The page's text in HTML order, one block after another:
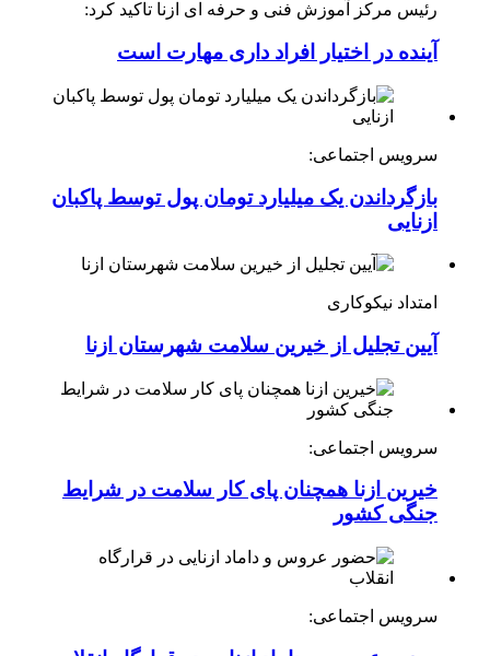
رئیس مرکز آموزش فنی و حرفه ای ازنا تاکید کرد:
آینده در اختیار افراد داری مهارت است
سرویس اجتماعی:
بازگرداندن یک میلیارد تومان پول توسط پاکبان
ازنایی
امتداد نیکوکاری
آیین تجلیل از خیرین سلامت شهرستان ازنا
سرویس اجتماعی:
خیرین ازنا همچنان پای کار سلامت در شرایط
جنگی کشور
سرویس اجتماعی: